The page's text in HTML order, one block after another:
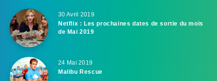
30 Avril 2019
Netflix : Les prochaines dates de sortie du mois
de Mai 2019
24 Mai 2019
Malibu Rescue